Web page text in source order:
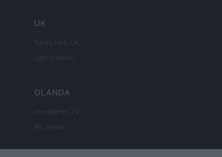
UK
News Hub UK
Lgbtq News
OLANDA
Investeren 24
NL Newz